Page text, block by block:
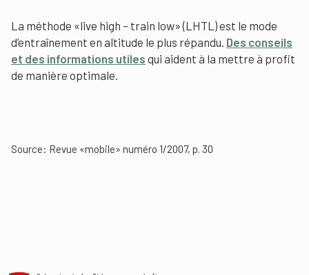
La méthode «live high – train low» (LHTL) est le mode
d’entraînement en altitude le plus répandu. Des conseils
et des informations utiles qui aident à la mettre à profit
de manière optimale.
Source: Revue «mobile» numéro 1/2007, p. 30